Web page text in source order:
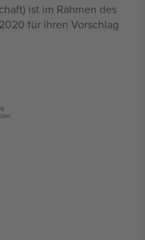
ist im Rahmen des
für ihren Vorschlag